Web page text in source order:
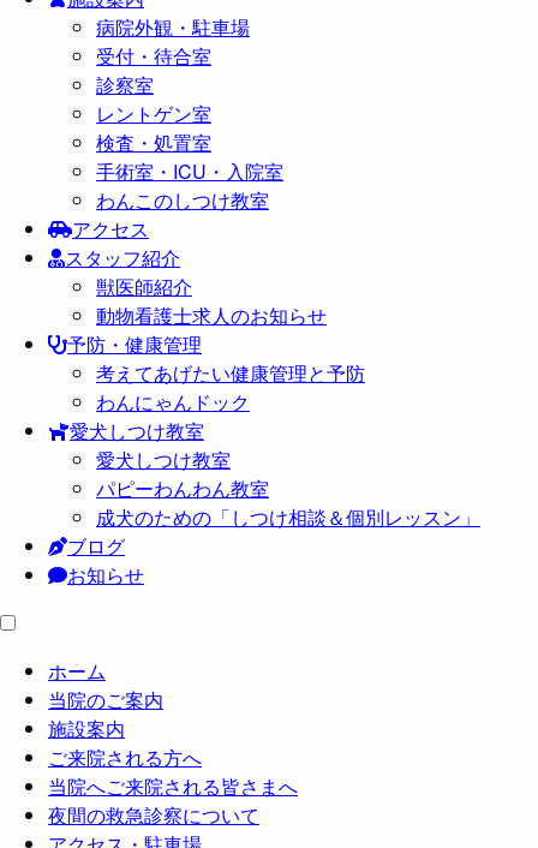
病院外観・駐車場
受付・待合室
診察室
レントゲン室
検査・処置室
手術室・ICU・入院室
わんこのしつけ教室
アクセス
スタッフ紹介
獣医師紹介
動物看護士求人のお知らせ
予防・健康管理
考えてあげたい健康管理と予防
わんにゃんドック
愛犬しつけ教室
愛犬しつけ教室
パピーわんわん教室
成犬のための「しつけ相談＆個別レッスン」
ブログ
お知らせ
ホーム
当院のご案内
施設案内
ご来院される方へ
当院へご来院される皆さまへ
夜間の救急診察について